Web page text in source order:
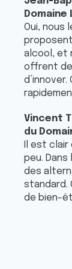
Domaine
Oui, nous
alcool, et
offrent
Vincent
du
Il est
peu.
des
standard.
de bien-